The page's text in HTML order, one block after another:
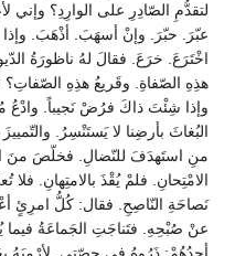
لتقدُّمِ الصّادِرِ على الوارِدِ؟ وإني
عبّرَ. حبّرَ. وإنْ أسهَبَ. أذْهَبَ.
اخْتَرَعَ. خرَعَ. فقالَ لهُ ناظورَةُ
هذِهِ الصّفاةِ. وقَريعُ هذِهِ
وإذا شِئْتَ ذاكَ فرُضْ نَجيباً. وادْعُ
البُغاثَ بأرضِنا لا يَستَنْسِرُ.
منِ استَهدَفَ للنّضالِ. فخلّصَ منَ
الامْتِحانِ. فلمْ يُقْذَ بالامتِهانِ.
نَصاحَةِ النّاصِحِ. فقال: كُلُّ امرِئٍ
عنْ صُبْحِهِ. فتَناجَتِ الجَماعَةُ فيما